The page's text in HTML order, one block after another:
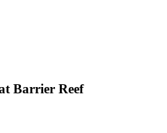
Barrier Reef